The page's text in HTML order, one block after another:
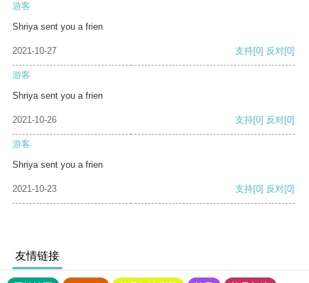
游客
Shriya sent you a frien
2021-10-27 支持[0] 反对[0]
游客
Shriya sent you a frien
2021-10-26 支持[0] 反对[0]
游客
Shriya sent you a frien
2021-10-23 支持[0] 反对[0]
友情链接